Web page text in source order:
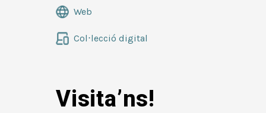
Web
Col⋅lecció digital
Visita’ns!